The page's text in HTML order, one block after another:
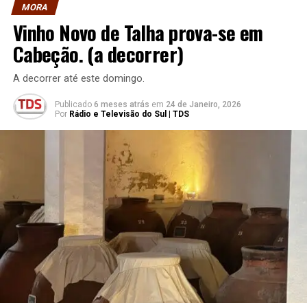
MORA
Vinho Novo de Talha prova-se em
Cabeção. (a decorrer)
A decorrer até este domingo.
Publicado 6 meses atrás em 24 de Janeiro, 2026
Por Rádio e Televisão do Sul | TDS